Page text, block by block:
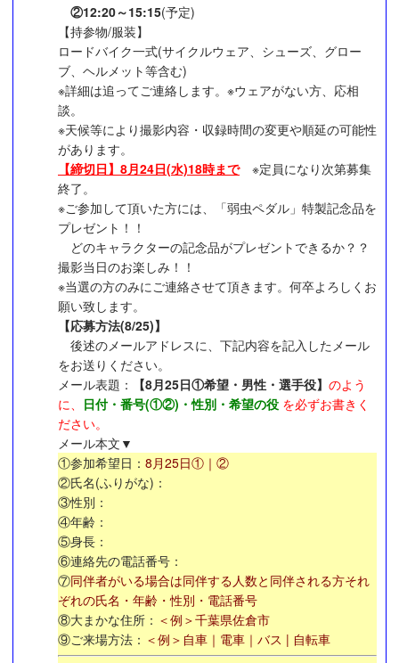
②12:20～15:15(予定)
【持参物/服装】
ロードバイク一式(サイクルウェア、シューズ、グロー
ブ、ヘルメット等含む)
※詳細は追ってご連絡します。※ウェアがない方、応相
談。
※天候等により撮影内容・収録時間の変更や順延の可能性
があります。
【締切日】 8月24日(水)18時まで※定員になり次第募集
終了。
※ご参加して頂いた方には、「弱虫ペダル」特製記念品を
プレゼント！！
どのキャラクターの記念品がプレゼントできるか？？
撮影当日のお楽しみ！！
※当選の方のみにご連絡させて頂きます。何卒よろしくお
願い致します。
【応募方法(8/25)】
後述のメールアドレスに、下記内容を記入したメール
をお送りください。
メール表題：
【8月25日①希望・男性・選手役】 のよう
に、 日付・番号(①②)・性別・希望の役 を必ずお書きく
ださい。
メール本文▼
①参加希望日： 8月25日①｜②
②氏名(ふりがな)：
③性別：
④年齢：
⑤身長：
⑥連絡先の電話番号：
⑦同伴者がいる場合は同伴する人数と同伴される方それ
ぞれの氏名・年齢・性別・電話番号
⑧大まかな住所： ＜例＞千葉県佐倉市
⑨ご来場方法： ＜例＞自車｜電車｜バス | 自転車